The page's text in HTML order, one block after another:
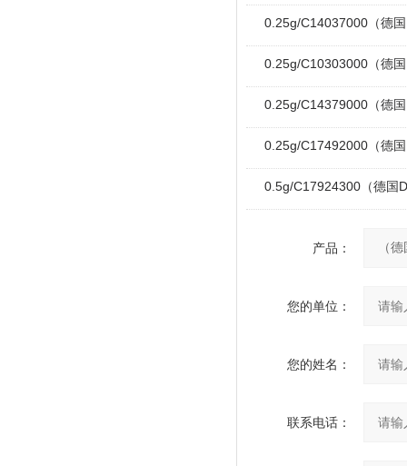
0.25g/C14037000（德
0.25g/C10303000（德
0.25g/C14379000（德
0.25g/C17492000（德
0.5g/C17924300（德国
产品：
您的单位：
您的姓名：
联系电话：